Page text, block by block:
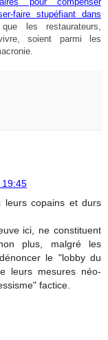
faire stupéfiant dans
les restaurateurs,
soient parmi les
19:45
leurs copains et durs
ici, ne constituent
plus, malgré les
le "lobby du
leurs mesures néo-
factice.